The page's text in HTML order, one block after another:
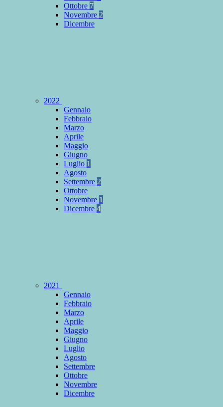
Ottobre 7
Novembre 2
Dicembre
2022
Gennaio
Febbraio
Marzo
Aprile
Maggio
Giugno
Luglio 1
Agosto
Settembre 2
Ottobre
Novembre 1
Dicembre 4
2021
Gennaio
Febbraio
Marzo
Aprile
Maggio
Giugno
Luglio
Agosto
Settembre
Ottobre
Novembre
Dicembre